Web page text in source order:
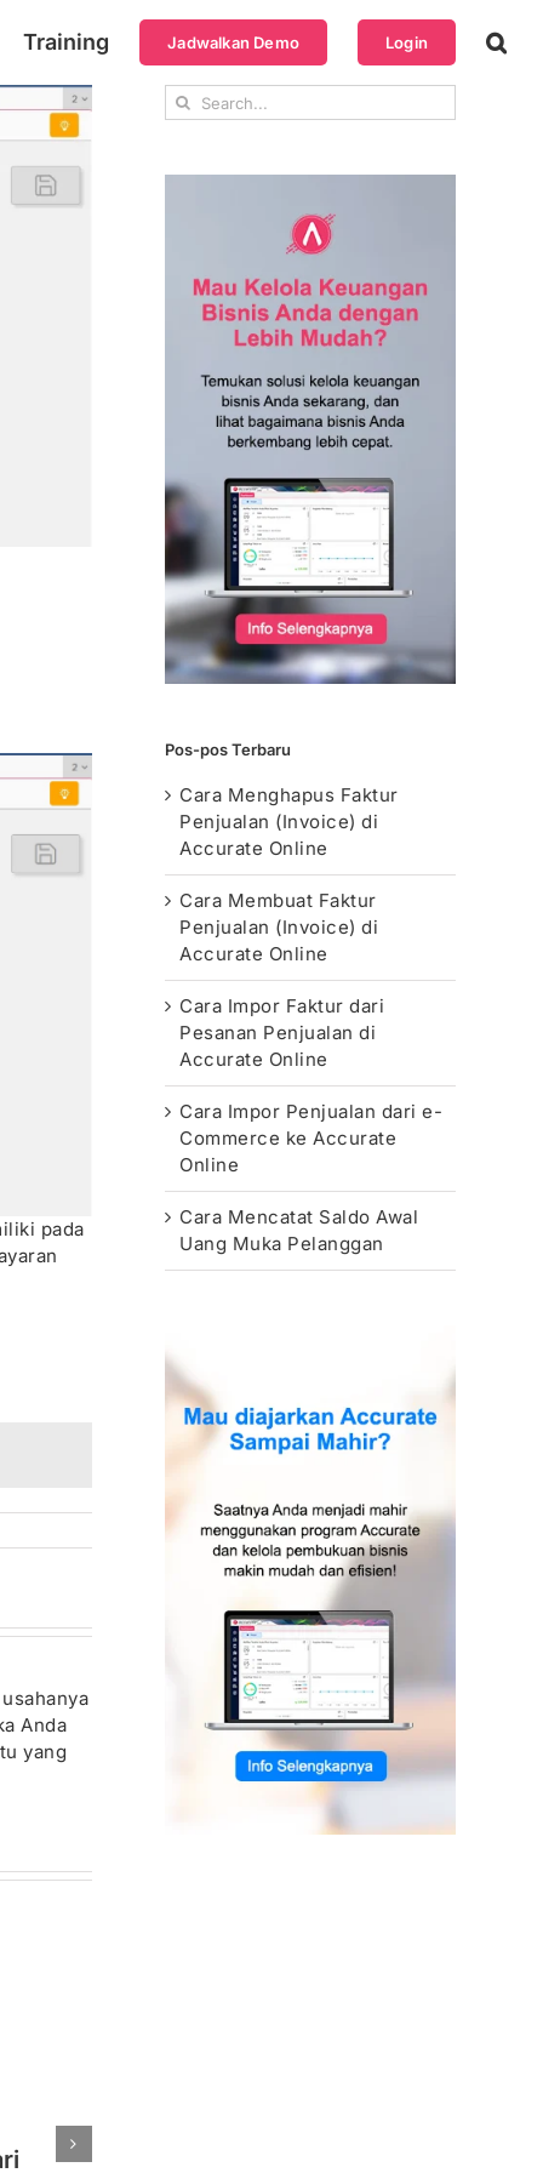
Training Jadwalkan Demo Login
pada
Anda
yang
Search
for:
Pos-pos Terbaru
Cara Menghapus Faktur
Penjualan (Invoice) di
Accurate Online
Cara Membuat Faktur
Penjualan (Invoice) di
Accurate Online
Cara Impor Faktur dari
Pesanan Penjualan di
Accurate Online
Cara Impor Penjualan dari e-
Commerce ke Accurate
Online
Cara Mencatat Saldo Awal
Uang Muka Pelanggan